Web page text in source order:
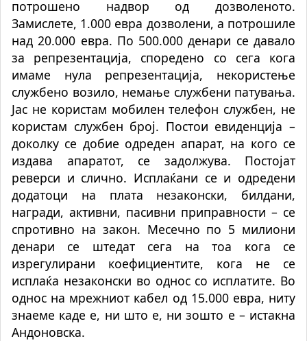
потрошено надвор од дозволеното.
Замислете, 1.000 евра дозволени, а потрошиле
над 20.000 евра. По 500.000 денари се давало
за репрезентација, споредено со сега кога
имаме нула репрезентација, некористење
службено возило, немање службени патувања.
Јас не користам мобилен телефон службен, не
користам службен број. Постои евиденција –
доколку се добие одреден апарат, на кого се
издава апаратот, се задолжува. Постојат
реверси и слично. Исплаќани се и одредени
додатоци на плата незаконски, билдани,
награди, активни, пасивни приправности – се
спротивно на закон. Месечно по 5 милиони
денари се штедат сега на тоа кога се
изрегулирани коефициентите, кога не се
исплаќа незаконски во однос со исплатите. Во
однос на мрежниот кабел од 15.000 евра, ниту
знаеме каде е, ни што е, ни зошто е – истакна
Андоновска.